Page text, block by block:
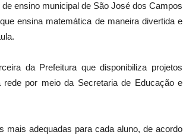
ensino municipal de São José dos Campos
ensina matemática de maneira divertida e
da Prefeitura que disponibiliza projetos
por meio da Secretaria de Educação e
mais adequadas para cada aluno, de acordo